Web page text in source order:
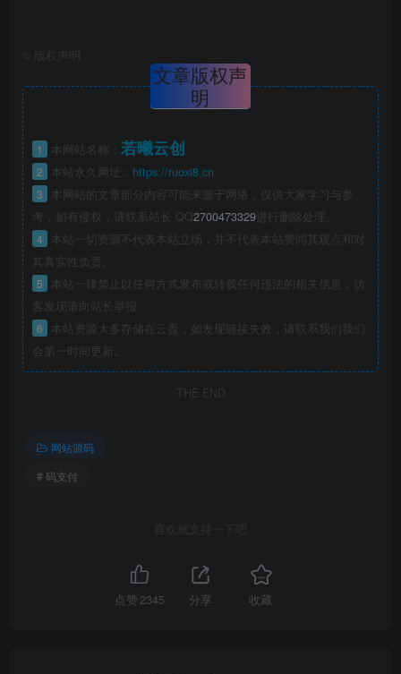
版权声明
文章版权声
明
1 本网站名称： 若曦云创
2 本站永久网址： https://ruoxi8.cn
3
本网站的文章部分内容可能来源于网络，仅供大家学习与参
考，如有侵权，请联系站长 QQ2700473329进行删除处理。
4
本站一切资源不代表本站立场，并不代表本站赞同其观点和对
其真实性负责。
5
本站一律禁止以任何方式发布或转载任何违法的相关信息，访
客发现请向站长举报
6
本站资源大多存储在云盘，如发现链接失效，请联系我们我们
会第一时间更新。
THE END
网站源码
# 码支付
喜欢就支持一下吧
点赞2345 分享 收藏